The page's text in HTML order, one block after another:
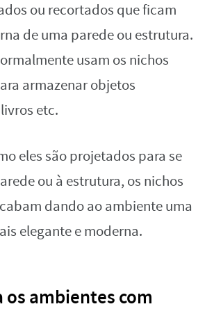
ou recortados que ficam
de uma parede ou estrutura.
usam os nichos
armazenar objetos
etc.
eles são projetados para se
ou à estrutura, os nichos
dando ao ambiente uma
elegante e moderna.
os ambientes com